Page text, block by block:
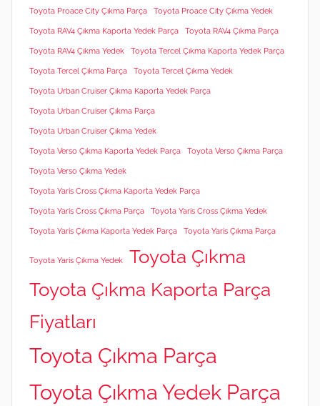
Toyota Proace City Çıkma Parça Toyota Proace City Çıkma Yedek
Toyota RAV4 Çıkma Kaporta Yedek Parça Toyota RAV4 Çıkma Parça
Toyota RAV4 Çıkma Yedek Toyota Tercel Çıkma Kaporta Yedek Parça
Toyota Tercel Çıkma Parça Toyota Tercel Çıkma Yedek
Toyota Urban Cruiser Çıkma Kaporta Yedek Parça
Toyota Urban Cruiser Çıkma Parça
Toyota Urban Cruiser Çıkma Yedek
Toyota Verso Çıkma Kaporta Yedek Parça Toyota Verso Çıkma Parça
Toyota Verso Çıkma Yedek
Toyota Yaris Cross Çıkma Kaporta Yedek Parça
Toyota Yaris Cross Çıkma Parça Toyota Yaris Cross Çıkma Yedek
Toyota Yaris Çıkma Kaporta Yedek Parça Toyota Yaris Çıkma Parça
Toyota Yaris Çıkma Yedek
Toyota Çıkma
Toyota Çıkma Kaporta Parça
Fiyatları
Toyota Çıkma Parça
Toyota Çıkma Yedek Parça